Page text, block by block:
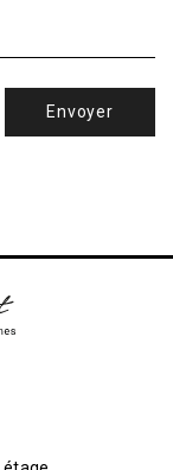
Envoyer